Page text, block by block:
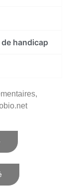
handicap